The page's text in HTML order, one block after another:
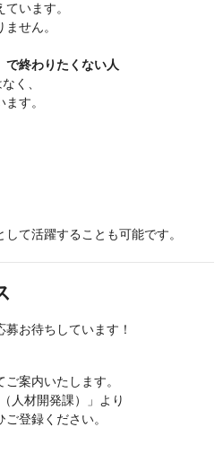
います。
せん。
で終わりたくない人
く、
す。
て活躍することも可能です。
お待ちしています！
案内いたします。
人材開発課）」より
登録ください。